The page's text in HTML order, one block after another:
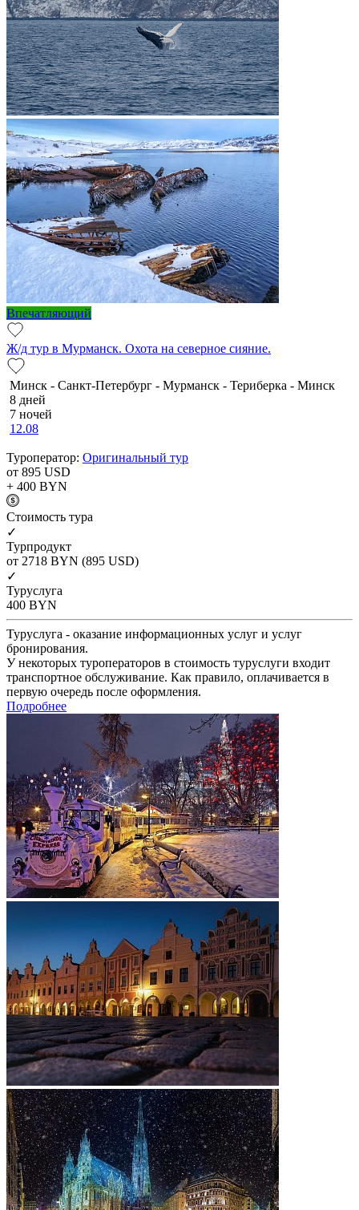
Впечатляющий
Ж/д тур в Мурманск. Охота на северное сияние.
Минск - Санкт-Петербург - Мурманск - Териберка - Минск
8 дней
7 ночей
12.08
Туроператор: Оригинальный тур
от 895 USD
+ 400 BYN
Cтоимость тура
✓
Турпродукт
от 2718 BYN (895 USD)
✓
Туруслуга
400 BYN
Туруслуга - оказание информационных услуг и услуг
бронирования.
У некоторых туроператоров в стоимость туруслуги входит
транспортное обслуживание. Как правило, оплачивается в
первую очередь после оформления.
Подробнее